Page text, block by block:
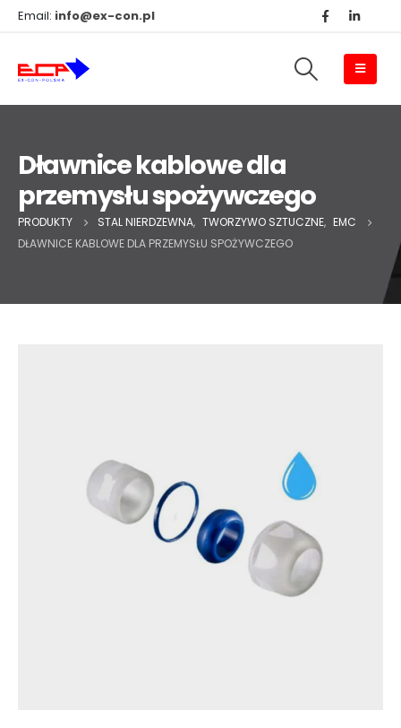
Email: info@ex-con.pl
Dławnice kablowe dla
przemysłu spożywczego
PRODUKTY STAL NIERDZEWNA, TWORZYWO SZTUCZNE, EMC
DŁAWNICE KABLOWE DLA PRZEMYSŁU SPOŻYWCZEGO